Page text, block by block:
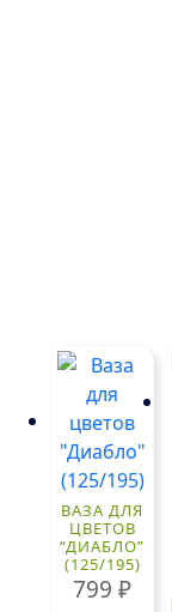
ВАЗА ДЛЯ
ЦВЕТОВ
“ДИАБЛО”
(125/195)
799₽